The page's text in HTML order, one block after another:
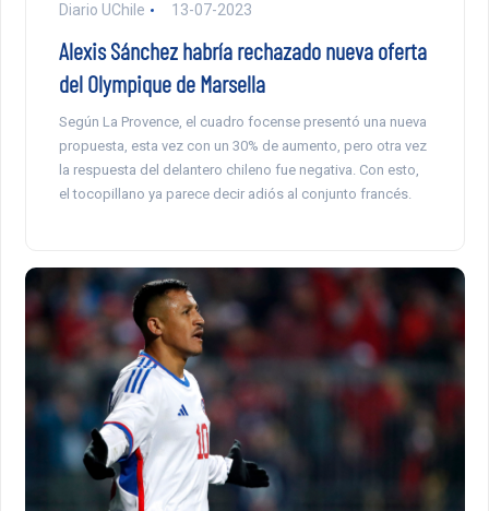
Diario UChile 13-07-2023
Alexis Sánchez habría rechazado nueva oferta
del Olympique de Marsella
Según La Provence, el cuadro focense presentó una nueva
propuesta, esta vez con un 30% de aumento, pero otra vez
la respuesta del delantero chileno fue negativa. Con esto,
el tocopillano ya parece decir adiós al conjunto francés.